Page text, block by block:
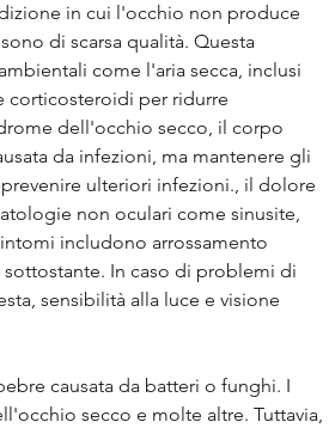
in cui l'occhio non produce
di scarsa qualità. Questa
come l'aria secca, inclusi
corticosteroidi per ridurre
dell'occhio secco, il corpo
da infezioni, ma mantenere gli
ulteriori infezioni., il dolore
non oculari come sinusite,
includono arrossamento
In caso di problemi di
sensibilità alla luce e visione
causata da batteri o funghi. I
secco e molte altre. Tuttavia,